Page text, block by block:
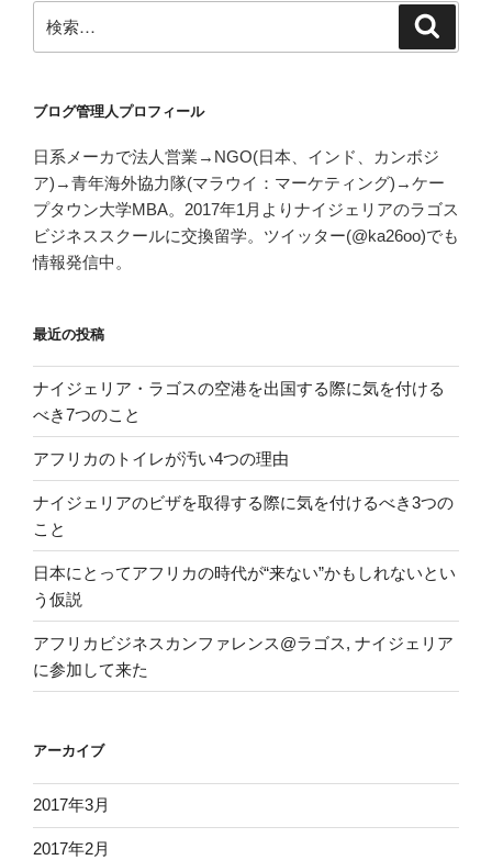
ン
索:
ブログ管理人プロフィール
日系メーカで法人営業→NGO(日本、インド、カンボジ
ア)→青年海外協力隊(マラウイ：マーケティング)→ケー
プタウン大学MBA。2017年1月よりナイジェリアのラゴス
ビジネススクールに交換留学。ツイッター(@ka26oo)でも
情報発信中。
最近の投稿
ナイジェリア・ラゴスの空港を出国する際に気を付ける
べき7つのこと
アフリカのトイレが汚い4つの理由
ナイジェリアのビザを取得する際に気を付けるべき3つの
こと
日本にとってアフリカの時代が“来ない”かもしれないとい
う仮説
アフリカビジネスカンファレンス@ラゴス, ナイジェリア
に参加して来た
アーカイブ
2017年3月
2017年2月